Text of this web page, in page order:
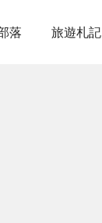
落 旅遊札記